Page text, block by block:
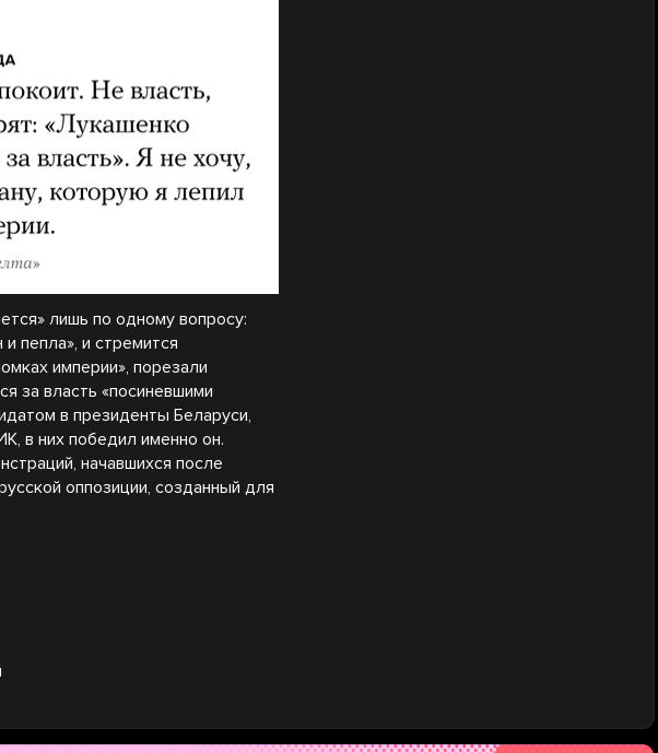
лишь по одному вопросу:
пепла», и стремится
империи», порезали
за власть «посиневшими
в президенты Беларуси,
в них победил именно он.
начавшихся после
оппозиции, созданный для